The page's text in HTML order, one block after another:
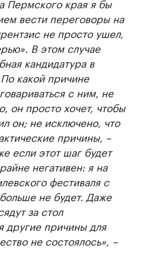
в
Посмотрите
Пермского края я бы
вести переговоры на
не просто ушел,
В этом случае
кандидатура в
какой причине
с ним, не
он просто хочет, чтобы
он; не исключено, что
причины, –
если этот шаг будет
негативен: я на
фестиваля с
не будет. Даже
за стол
другие причины для
не состоялось», –